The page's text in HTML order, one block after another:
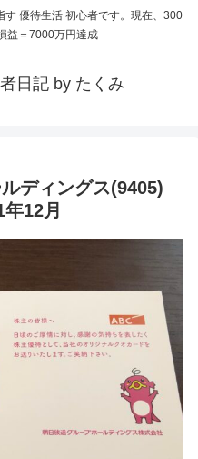
優待生活 初心者です。現在、300
益＝7000万円達成
日記 by たくみ
ディングス(9405)
12月